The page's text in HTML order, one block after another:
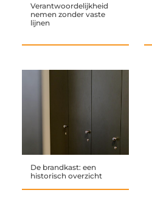
Verantwoordelijkheid
nemen zonder vaste
lijnen
De brandkast: een
historisch overzicht